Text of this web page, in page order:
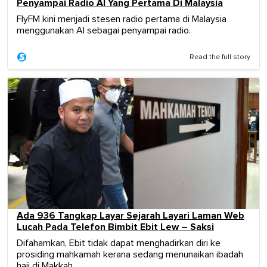
Penyampai Radio AI Yang Pertama Di Malaysia
FlyFM kini menjadi stesen radio pertama di Malaysia
menggunakan AI sebagai penyampai radio.
Read the full story
Ada 936 Tangkap Layar Sejarah Layari Laman Web
Lucah Pada Telefon Bimbit Ebit Lew – Saksi
Difahamkan, Ebit tidak dapat menghadirkan diri ke
prosiding mahkamah kerana sedang menunaikan ibadah